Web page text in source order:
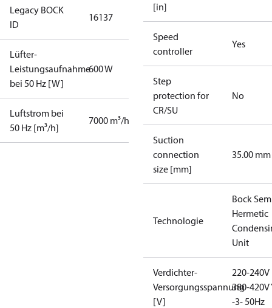
Legacy BOCK
ID
16137
Lüfter-
Leistungsaufnahme
bei 50 Hz [W]
600 W
Luftstrom bei
50 Hz [m³/h]
7000 m³/h
[in]
Speed
controller
Yes
Step
protection for
CR/SU
No
Suction
connection
size [mm]
35.00 mm
Technologie
Bock
Hermetic
Unit
Verdichter-
Versorgungsspannung
[V]
220-240V
380-420V
-3- 50Hz